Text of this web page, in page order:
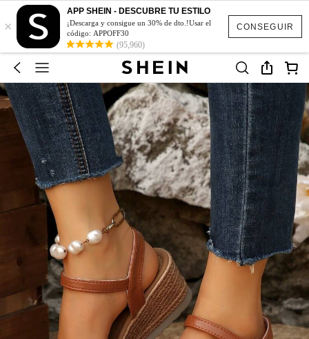
CONSEGUIR
×
APP SHEIN - DESCUBRE TU ESTILO
¡Descarga y consigue un 30% de dto.!Usar el
código: APPOFF30
(95,960)